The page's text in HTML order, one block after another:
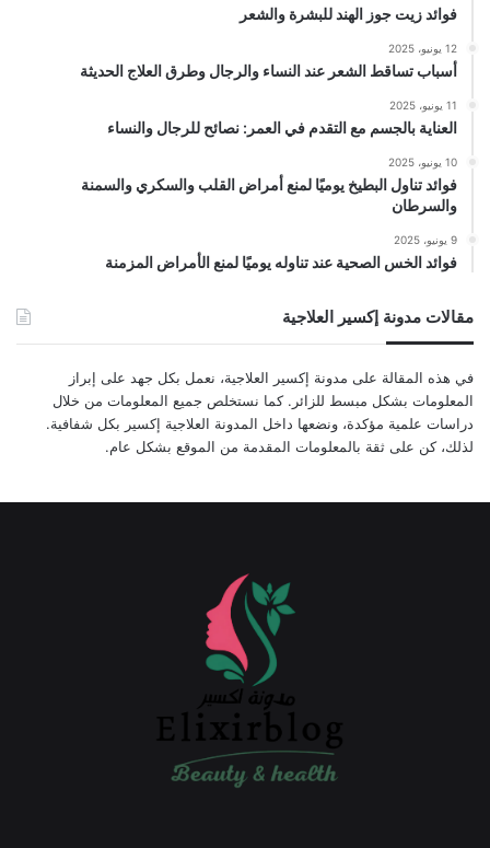
فوائد زيت جوز الهند للبشرة والشعر
12 يونيو، 2025
أسباب تساقط الشعر عند النساء والرجال وطرق العلاج الحديثة
11 يونيو، 2025
العناية بالجسم مع التقدم في العمر: نصائح للرجال والنساء
10 يونيو، 2025
فوائد تناول البطيخ يوميًا لمنع أمراض القلب والسكري والسمنة
والسرطان
9 يونيو، 2025
فوائد الخس الصحية عند تناوله يوميًا لمنع الأمراض المزمنة
مقالات مدونة إكسير العلاجية
في هذه المقالة على مدونة إكسير العلاجية، نعمل بكل جهد على إبراز
المعلومات بشكل مبسط للزائر. كما نستخلص جميع المعلومات من خلال
دراسات علمية مؤكدة، ونضعها داخل المدونة العلاجية إكسير بكل شفافية.
لذلك، كن على ثقة بالمعلومات المقدمة من الموقع بشكل عام.